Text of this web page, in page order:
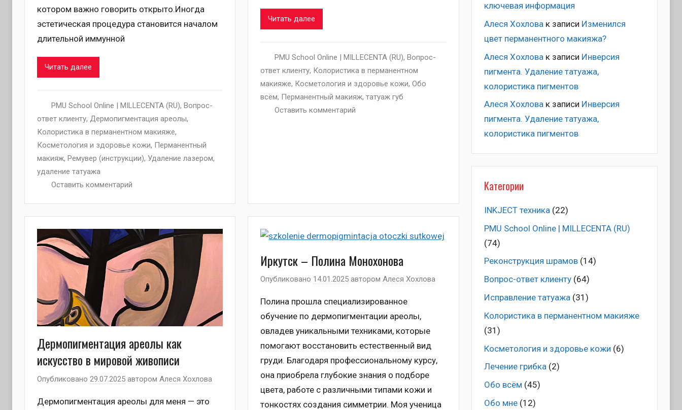
котором важно говорить открыто.Иногда
эстетическая процедура становится началом
длительной иммунной
Читать далее
PMU School Online | MILLECENTA (RU), Вопрос-
ответ клиенту, Дермопигментация ареолы,
Колористика в перманентном макияже,
Косметология и здоровье кожи, Перманентный
макияж, Ремувер (инструкции), Удаление лазером,
удаление татуажа
Оставить комментарий
Читать далее
PMU School Online | MILLECENTA (RU), Вопрос-
ответ клиенту, Колористика в перманентном
макияже, Косметология и здоровье кожи,Обо
всём, Перманентный макияж,татуаж губ
Оставить комментарий
Дермопигментация ареолы как
искусство в мировой живописи
Опубликовано 29.07.2025 автором Алеся Хохлова
Дермопигментация ареолы для меня — это
Иркутск – Полина Монохонова
Опубликовано 14.01.2025 авторомАлеся Хохлова
Полина прошла специализированное
обучение по дермопигментации ареолы,
овладев уникальными техниками, которые
помогают восстановить естественный вид
груди. Благодаря профессиональному курсу,
она приобрела глубокие знания о подборе
цвета, работе с различными типами кожи и
тонкостях создания симметрии. Моя ученица
ключевая информация
Алеся Хохлова к записи Изменился
цвет перманентного макияжа?
Алеся Хохлова к записи Инверсия
пигмента. Удаление татуажа,
колористика пигментов
Алеся Хохловак записи Инверсия
пигмента. Удаление татуажа,
колористика пигментов
Категории
INKJECT техника (22)
PMU School Online | MILLECENTA (RU)
(74)
Pеконструкция шрамов(14)
Вопрос-ответ клиенту(64)
Исправление татуажа (31)
Колористика в перманентном макияже
(31)
Косметология и здоровье кожи (6)
Лечение грибка(2)
Обо всём (45)
Обо мне(12)